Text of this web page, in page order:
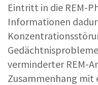
Eintritt in die REM-
Informationen
verminderter REM-
Zusammenhang mit